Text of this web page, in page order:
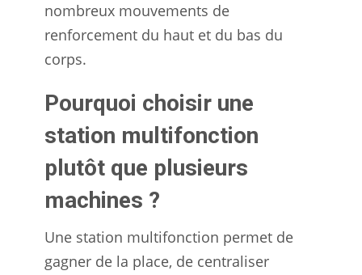
nombreux mouvements de
renforcement du haut et du bas du
corps.
Pourquoi choisir une
station multifonction
plutôt que plusieurs
machines ?
Une station multifonction permet de
gagner de la place, de centraliser